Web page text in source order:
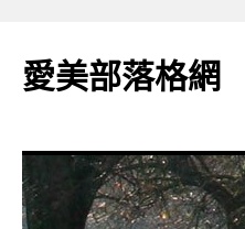
愛美部落格網